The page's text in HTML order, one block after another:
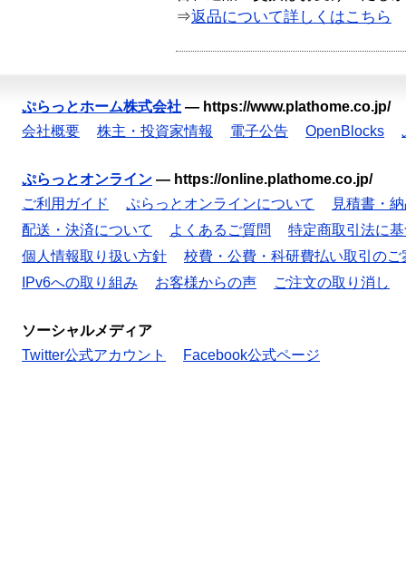
⇒返品について詳しくはこちら
ぷらっとホーム株式会社 — https://www.plathome.co.jp/
会社概要
株主・投資家情報 電子公告 OpenBlocks
ぷらっとオンライン — https://online.plathome.co.jp/
ご利用ガイド
ぷらっとオンラインについて
見積書・
配送・決済について
よくあるご質問
特定商取引法に
個人情報取り扱い方針
校費・公費・科研費払い取引のご
IPv6への取り組み
お客様からの声 ご注文の取り消し
ソーシャルメディア
Twitter公式アカウント
Facebook公式ページ